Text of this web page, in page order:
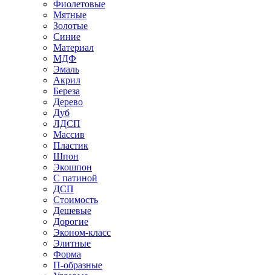
Фиолетовые
Мятные
Золотые
Синие
Материал
МДФ
Эмаль
Акрил
Береза
Дерево
Дуб
ЛДСП
Массив
Пластик
Шпон
Экошпон
С патиной
ДСП
Стоимость
Дешевые
Дорогие
Эконом-класс
Элитные
Форма
П-образные